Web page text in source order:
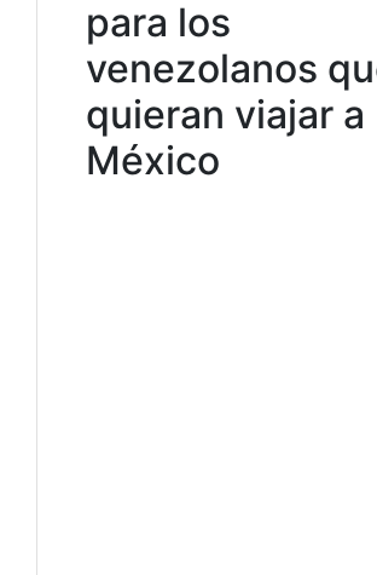
para los
venezolanos
quieran viajar a
México